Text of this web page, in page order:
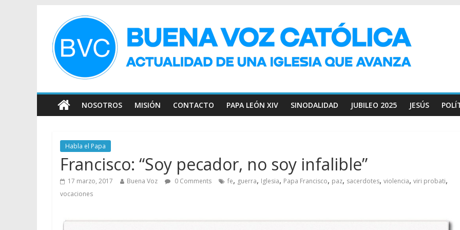
NOSOTROS MISIÓN CONTACTO PAPA LEÓN XIV SINODALIDAD JUBILEO 2025 JESÚS
Habla el Papa
Francisco: “Soy pecador, no soy infalible”
17 marzo, 2017 Buena Voz 0 Comments fe, guerra, Iglesia, Papa Francisco, paz, sacerdotes, violencia, viri probati,
vocaciones